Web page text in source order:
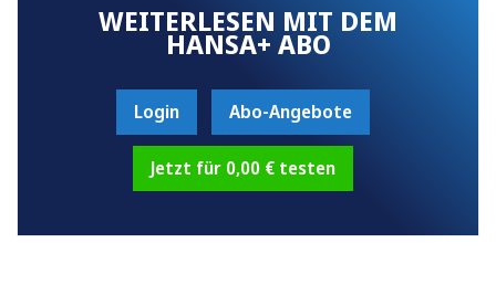
WEITERLESEN MIT DEM
HANSA+ ABO
Login Abo-Angebote
Jetzt für 0,00 € testen